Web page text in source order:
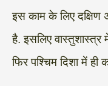
इस काम के लिए दक्षिण
है. इसलिए वास्तुशास्त्र
फिर पश्चिम दिशा में